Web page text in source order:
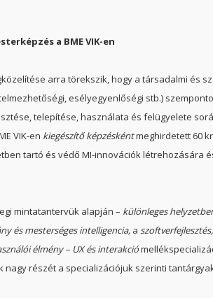
a BME VIK-en
arra törekszik, hogy a társadalmi és
esélyegyenlőségi stb.)
telepítése, használata és felügyelete
VIK-en kiegészítő képzéskéntmeghirdetett 60
tartó és védő MI-innovációk létrehozására
mintatantervük alapján – különleges
és mesterséges intelligencia, a szoftverfejlesz­tés,
élmény – UX és interakció
nagy részét a specializációjuk szerinti